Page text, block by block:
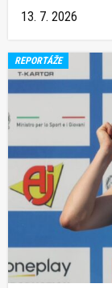
13. 7. 2026
REPORTÁŽE